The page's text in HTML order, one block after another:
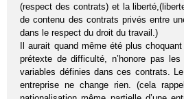
(respect des contrats) et la
de contenu des contrats privés entre
dans le respect du droit du travail.)
Il aurait quand même été plus
prétexte de difficulté, n’honore pas
variables définies dans ces contrats.
entreprise ne change rien. (cela